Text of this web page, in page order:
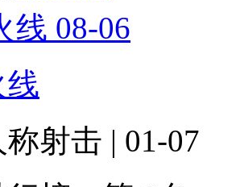
线 08-06
线
射击 | 01-07